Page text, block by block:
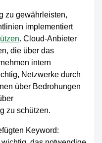
zu gewährleisten,
implementiert
. Cloud-Anbieter
die über das
intern
Netzwerke durch
über Bedrohungen
zu schützen.
Keyword: